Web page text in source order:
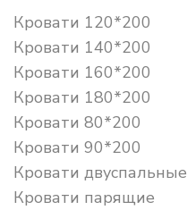
Кровати 120*200
Кровати 140*200
Кровати 160*200
Кровати 180*200
Кровати 80*200
Кровати 90*200
Кровати двуспальные
Кровати парящие